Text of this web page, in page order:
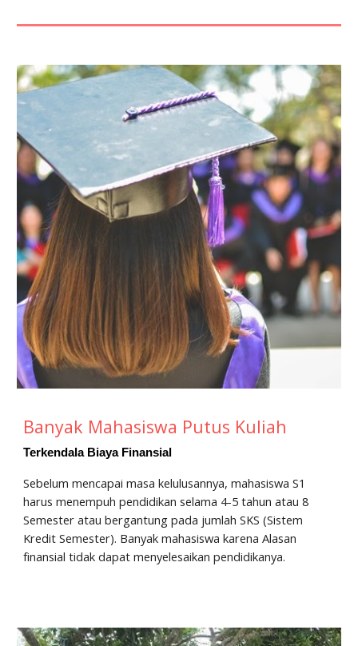
Banyak Mahasiswa Putus Kuliah
Terkendala Biaya Finansial
Sebelum mencapai masa kelulusannya, mahasiswa S1
harus menempuh pendidikan selama 4-5 tahun atau 8
Semester atau bergantung pada jumlah SKS (Sistem
Kredit Semester). Banyak mahasiswa karena Alasan
finansial tidak dapat menyelesaikan pendidikanya.